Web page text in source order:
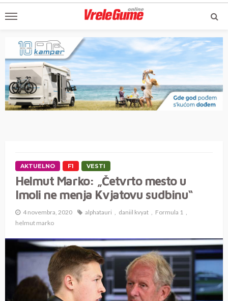
AKTUELNO F1 VESTI
Helmut Marko: „Četvrto mesto u
Imoli ne menja Kvjatovu sudbinu“
4 novembra, 2020 alphatauri daniil kvyat
Formula 1
helmut marko